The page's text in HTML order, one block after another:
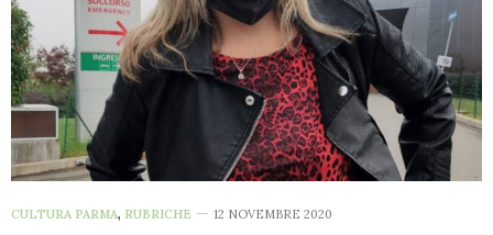
CULTURA PARMA, RUBRICHE 12 NOVEMBRE 2020